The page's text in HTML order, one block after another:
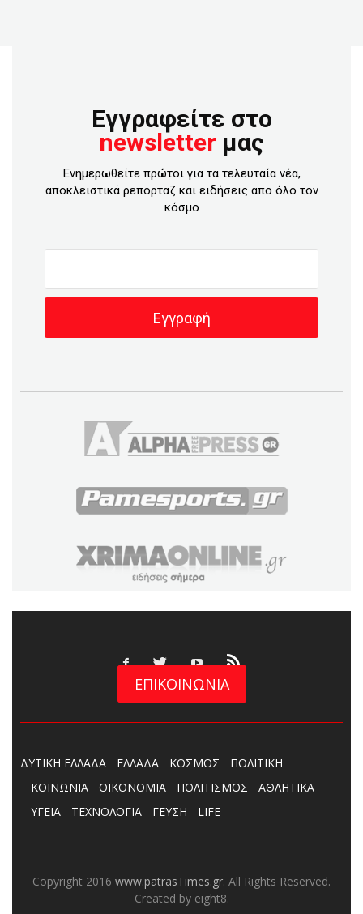
Εγγραφείτε στο
newsletter μας
Ενημερωθείτε πρώτοι για τα τελευταία νέα,
αποκλειστικά ρεπορταζ και ειδήσεις απο όλο τον
κόσμο
ΕΠΙΚΟΙΝΩΝΙΑ
ΔΥΤΙΚΗ ΕΛΛΑΔΑ ΕΛΛΑΔΑ ΚΟΣΜΟΣ
ΠΟΛΙΤΙΚΗ
ΚΟΙΝΩΝΙΑ
ΟΙΚΟΝΟΜΙΑ ΠΟΛΙΤΙΣΜΟΣ
ΑΘΛΗΤΙΚΑ
ΥΓΕΙΑ
ΤΕΧΝΟΛΟΓΙΑ ΓΕΥΣΗ LIFE
Copyright 2016 www.patrasTimes.gr. All Rights Reserved.
Created by eight8.